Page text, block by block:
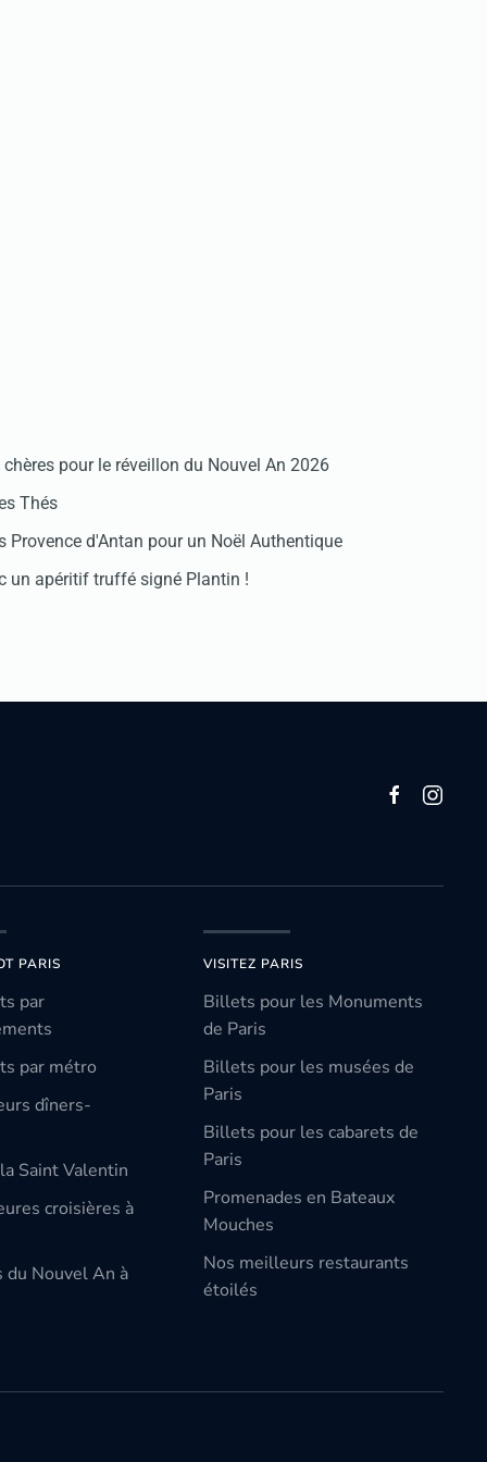
pour le réveillon du Nouvel An 2026
Thés
Provence d'Antan pour un Noël Authentique
un apéritif truffé signé Plantin !
PARIS
par
par métro
dîners-
Saint Valentin
croisières à
du Nouvel An à
VISITEZ PARIS
Billets pour les Monuments
de Paris
Billets pour les musées de
Paris
Billets pour les cabarets de
Paris
Promenades en Bateaux
Mouches
Nos meilleurs restaurants
étoilés